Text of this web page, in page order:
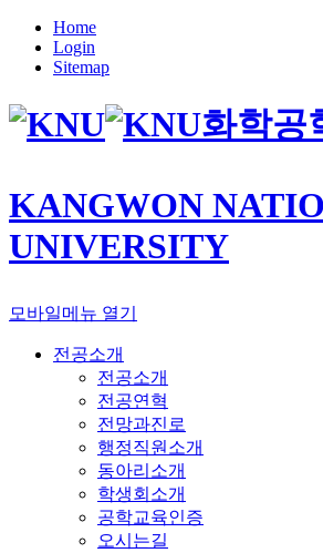
Home
Login
Sitemap
화학공
KANGWON
UNIVERSITY
모바일메뉴 열기
전공소개
전공소개
전공연혁
전망과진로
행정직원소개
동아리소개
학생회소개
공학교육인증
오시는길